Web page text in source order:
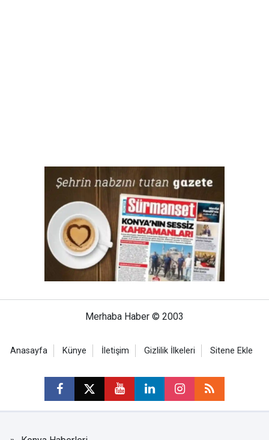
Merhaba Haber © 2003
Anasayfa Künye İletişim Gizlilik İlkeleri Sitene Ekle